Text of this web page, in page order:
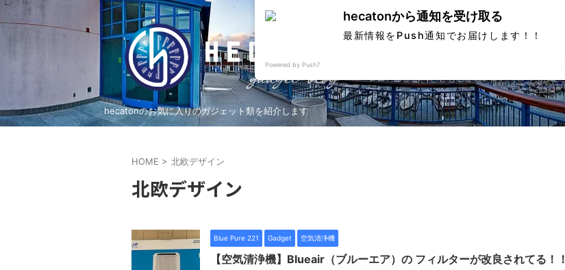
hecatonのお気に入りのガジェット類を紹介します
HOME > 北欧デザイン
北欧デザイン
Blue Pure 221 Gadget 空気清浄機
【空気清浄機】Blueair（ブルーエア）の フィルターが改良されてる！！
hecatonから通知を受け取る
最新情報をPush通知でお届けします！！
Powered by Push7